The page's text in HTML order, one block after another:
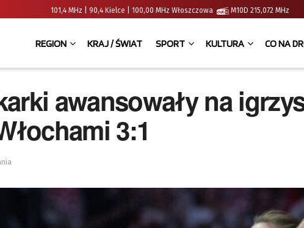
101,4 MHz | 90,4 Kielce | 100,00 MHz Włoszczowa M10D 215,072
REGION KRAJ / ŚWIAT SPORT KULTURA CO NA
awansowały na
3:1